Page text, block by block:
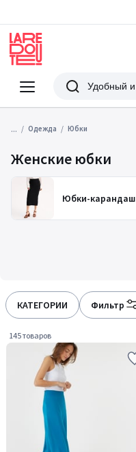
Меню
Redoute
Поиск
... Одежда Юбки
Женские юбки
Юбки-карандаш
КАТЕГОРИИ Фильтр
145 товаров